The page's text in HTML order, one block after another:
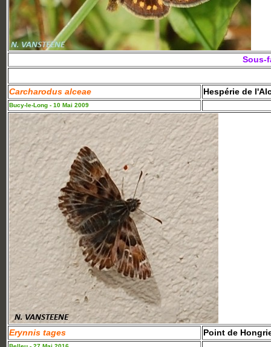
Sous-
Carcharodus alceae Hespérie de
Bucy-le-Long - 10 Mai 2009
Erynnis tages Point de